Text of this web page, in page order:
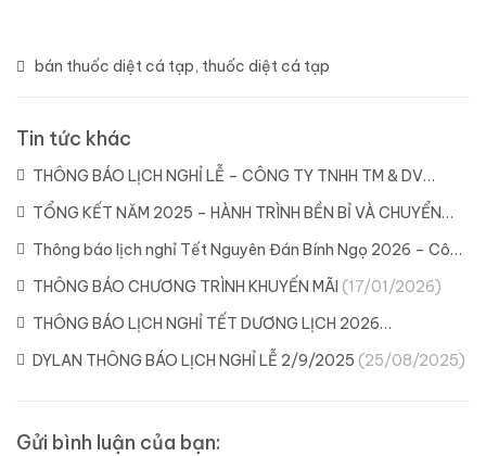
bán thuốc diệt cá tạp, thuốc diệt cá tạp
Tin tức khác
THÔNG BÁO LỊCH NGHỈ LỄ – CÔNG TY TNHH TM & DV
DYLAN
(21/04/2026)
TỔNG KẾT NĂM 2025 – HÀNH TRÌNH BỀN BỈ VÀ CHUYỂN
MÌNH CÙNG DYLAN (11/02/2026)
Thông báo lịch nghỉ Tết Nguyên Đán Bính Ngọ 2026 – Công
ty Dylan
(04/02/2026)
THÔNG BÁO CHƯƠNG TRÌNH KHUYẾN MÃI (17/01/2026)
THÔNG BÁO LỊCH NGHỈ TẾT DƯƠNG LỊCH 2026
(29/12/2025)
DYLAN THÔNG BÁO LỊCH NGHỈ LỄ 2/9/2025 (25/08/2025)
Gửi bình luận của bạn: